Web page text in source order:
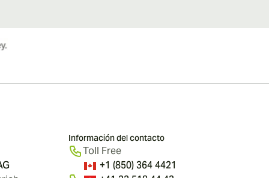
Información del contacto
Toll Free
+1 (850) 364 4421